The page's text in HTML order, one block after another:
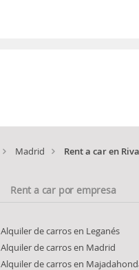
Madrid Rent a car en
Rent a car por empresa
Alquiler de carros en Leganés
Alquiler de carros en Madrid
Alquiler de carros en